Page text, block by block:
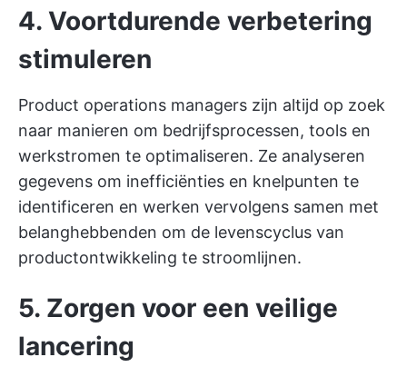
4. Voortdurende verbetering
stimuleren
Product operations managers zijn altijd op zoek
naar manieren om bedrijfsprocessen, tools en
werkstromen te optimaliseren. Ze analyseren
gegevens om inefficiënties en knelpunten te
identificeren en werken vervolgens samen met
belanghebbenden om de levenscyclus van
productontwikkeling te stroomlijnen.
5. Zorgen voor een veilige
lancering